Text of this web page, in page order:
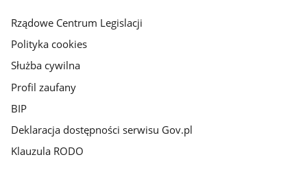
Rządowe Centrum Legislacji
Polityka cookies
Służba cywilna
Profil zaufany
BIP
Deklaracja dostępności serwisu Gov.pl
Klauzula RODO